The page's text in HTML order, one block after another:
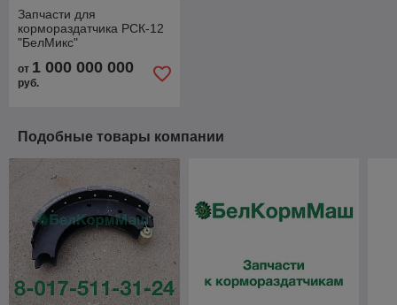
Запчасти для
кормораздатчика РСК-12
"БелМикс"
от 1 000 000 000
руб.
Подобные товары компании